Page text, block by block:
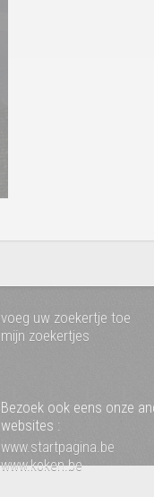
voeg uw zoekertje toe
mijn zoekertjes
Bezoek ook eens onze
websites :
www.startpagina.be
www.koken.be